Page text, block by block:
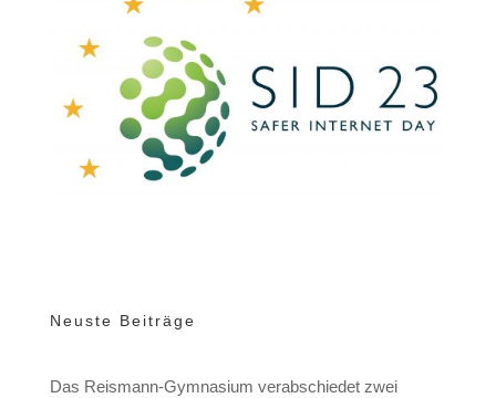
Neuste Beiträge
Das Reismann-Gymnasium verabschiedet zwei